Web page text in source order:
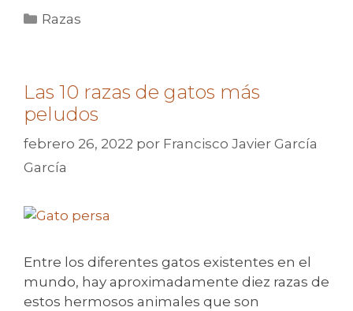
Categorías
Razas
Las 10 razas de gatos más
peludos
febrero 26, 2022 por Francisco Javier García
García
Entre los diferentes gatos existentes en el
mundo, hay aproximadamente diez razas de
estos hermosos animales que son